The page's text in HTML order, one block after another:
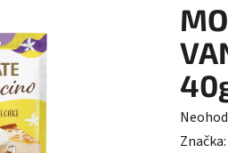
Značka: